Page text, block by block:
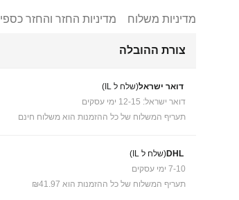
מדיניות משלוח מדיניות החזר והחזר כספי
צורת ההובלה
דואר ישראל(שלח ל IL)
דואר ישראל: 12-15 ימי עסקים
תעריף המשלוח של כל ההזמנות הוא משלוח חינם
DHL(שלח ל IL)
7-10 ימי עסקים
תעריף המשלוח של כל ההזמנות הוא ₪41.97